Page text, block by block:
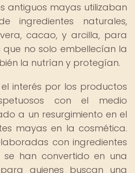
antiguos mayas utilizaban
ingredientes naturales,
cacao, y arcilla, para
no solo embellecían la
la nutrían y protegían.
interés por los productos
con el medio
a un resurgimiento en el
mayas en la cosmética.
con ingredientes
se han convertido en una
quienes buscan una